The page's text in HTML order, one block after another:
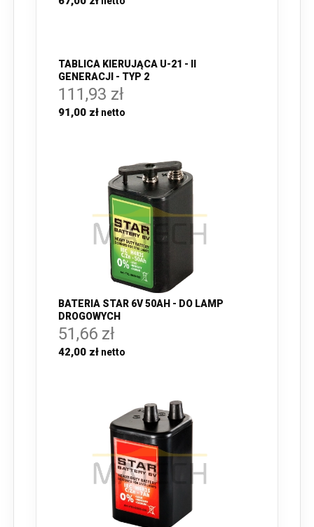
TABLICA KIERUJĄCA U-21 - II
GENERACJI - TYP 2
111,93 zł
91,00 zł
BATERIA STAR 6V 50AH - DO LAMP
DROGOWYCH
51,66 zł
42,00 zł